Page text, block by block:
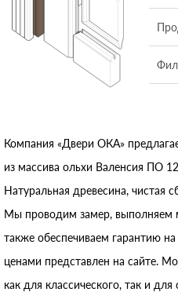
Компания «Двери ОКА»
из массива ольхи Валенсия ПО
Натуральная древесина, чистая
Мы проводим замер, выполняем
также обеспечиваем гарантию
ценами представлен на сайте.
как для классического, так и